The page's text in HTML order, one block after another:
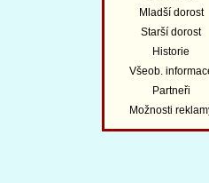
Mladší dorost
Starší dorost
Historie
Všeob.
Partneři
Možnosti